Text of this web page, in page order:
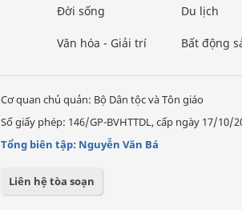
Đời sống
Văn hóa - Giải trí
Du lịch
Bất động
Cơ quan chủ quản: Bộ Dân tộc và Tôn giáo
Số giấy phép: 146/GP-BVHTTDL, cấp ngày 17/10/
Tổng biên tập: Nguyễn Văn Bá
Liên hệ tòa soạn